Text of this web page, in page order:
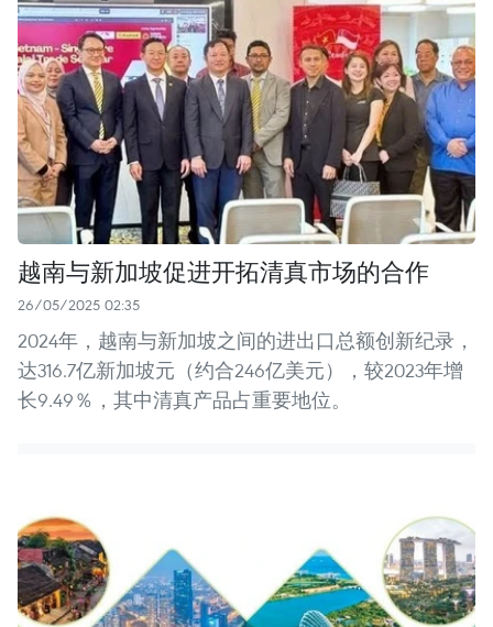
越南与新加坡促进开拓清真市场的合作
26/05/2025 02:35
2024年，越南与新加坡之间的进出口总额创新纪录，
达316.7亿新加坡元（约合246亿美元），较2023年增
长9.49％，其中清真产品占重要地位。